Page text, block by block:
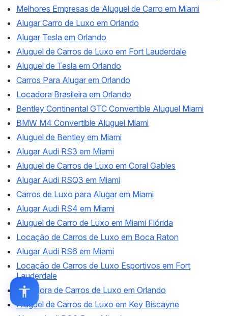
Melhores Empresas de Aluguel de Carro em Miami
Alugar Carro de Luxo em Orlando
Alugar Tesla em Orlando
Aluguel de Carros de Luxo em Fort Lauderdale
Aluguel de Tesla em Orlando
Carros Para Alugar em Orlando
Locadora Brasileira em Orlando
Bentley Continental GTC Convertible Aluguel Miami
BMW M4 Convertible Aluguel Miami
Aluguel de Bentley em Miami
Alugar Audi RS3 em Miami
Aluguel de Carros de Luxo em Coral Gables
Alugar Audi RSQ3 em Miami
Carros de Luxo para Alugar em Miami
Alugar Audi RS4 em Miami
Aluguel de Carro de Luxo em Miami Flórida
Locação de Carros de Luxo em Boca Raton
Alugar Audi RS6 em Miami
Locação de Carros de Luxo Esportivos em Fort
Lauderdale
Locadora de Carros de Luxo em Orlando
Aluguel de Carros de Luxo em Key Biscayne